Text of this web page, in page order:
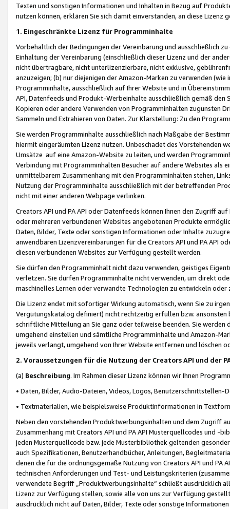
Texten und sonstigen Informationen und Inhalten in Bezug auf
nutzen können, erklären Sie sich damit einverstanden, an diese Lizenz
1. Eingeschränkte Lizenz für Programminhalte
Vorbehaltlich der Bedingungen der Vereinbarung und ausschließlich
Einhaltung der Vereinbarung (einschließlich dieser Lizenz und der
nicht übertragbare, nicht unterlizenzierbare, nicht exklusive,
anzuzeigen; (b) nur diejenigen der Amazon-Marken zu verwenden
Programminhalte, ausschließlich auf Ihrer Website und in
API, Datenfeeds und Produkt-Werbeinhalte ausschließlich gemäß
Kopieren oder andere Verwenden von Programminhalten zugunsten
Sammeln und Extrahieren von Daten. Zur Klarstellung: Zu den
Sie werden Programminhalte ausschließlich nach Maßgabe der
hiermit eingeräumten Lizenz nutzen. Unbeschadet des Vorstehenden
Umsätze auf eine Amazon-Website zu leiten, und werden
Verbindung mit Programminhalten Besucher auf andere Websites als
unmittelbarem Zusammenhang mit den Programminhalten stehen,
Nutzung der Programminhalte ausschließlich mit der betreffenden
nicht mit einer anderen Webpage verlinken.
Creators API und PA API oder Datenfeeds können Ihnen den Zugriff
oder mehreren verbundenen Websites angebotenen Produkte
Daten, Bilder, Texte oder sonstigen Informationen oder Inhalte
anwendbaren Lizenzvereinbarungen für die Creators API und PA API
diesen verbundenen Websites zur Verfügung gestellt werden.
Sie dürfen den Programminhalt nicht dazu verwenden, geistiges
verletzen. Sie dürfen Programminhalte nicht verwenden, um direkt
maschinelles Lernen oder verwandte Technologien zu entwickeln
Die Lizenz endet mit sofortiger Wirkung automatisch, wenn Sie zu
Vergütungskatalog definiert) nicht rechtzeitig erfüllen bzw. ansonsten
schriftliche Mitteilung an Sie ganz oder teilweise beenden. Sie werden
umgehend einstellen und sämtliche Programminhalte und Amazon-
jeweils verlangt, umgehend von Ihrer Website entfernen und löschen
2. Voraussetzungen für die Nutzung der Creators API und der
(a) Beschreibung. Im Rahmen dieser Lizenz können wir Ihnen
• Daten, Bilder, Audio-Dateien, Videos, Logos, Benutzerschnittstellen-
• Textmaterialien, wie beispielsweise Produktinformationen in
Neben den vorstehenden Produktwerbungsinhalten und dem Zugriff
Zusammenhang mit Creators API und PA API Musterquellcodes und
jeden Musterquellcode bzw. jede Musterbibliothek geltenden
auch Spezifikationen, Benutzerhandbücher, Anleitungen,
denen die für die ordnungsgemäße Nutzung von Creators API und PA
technischen Anforderungen und Test- und Leistungskriterien
verwendete Begriff „Produktwerbungsinhalte“ schließt ausdrücklich
Lizenz zur Verfügung stellen, sowie alle von uns zur Verfügung
ausdrücklich nicht auf Daten, Bilder, Texte oder sonstige